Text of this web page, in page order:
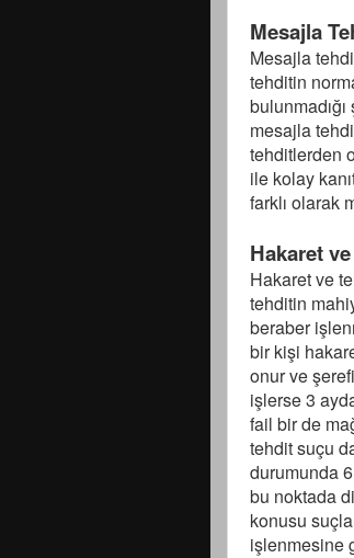
Mesajla
Mesajla
tehditin
mesajla
tehditlerden
ile kolay
farklı olarak
Hakaret
Hakaret ve
tehditin
beraber
bir kişi
onur ve
işlerse 3
fail bir de
tehdit suçu
durumunda
bu noktada
konusu
işlenmesine